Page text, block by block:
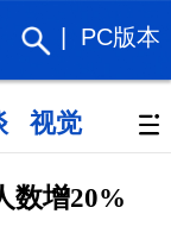
PC版本
视觉 政策
数增20%